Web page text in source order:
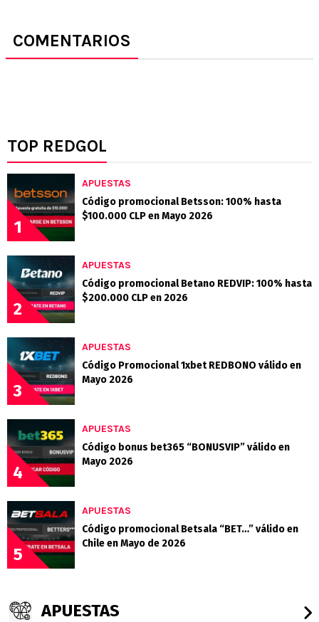
COMENTARIOS
TOP REDGOL
1
APUESTAS
Código promocional Betsson: 100% hasta
$100.000 CLP en Mayo 2026
2
APUESTAS
Código promocional Betano REDVIP: 100% hasta
$200.000 CLP en 2026
3
APUESTAS
Código Promocional 1xbet REDBONO válido en
Mayo 2026
4
APUESTAS
Código bonus bet365 “BONUSVIP” válido en
Mayo 2026
5
APUESTAS
Código promocional Betsala “BET…” válido en
Chile en Mayo de 2026
APUESTAS